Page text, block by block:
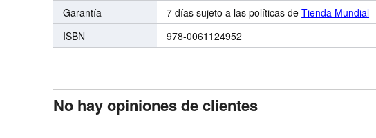
Garantía
7 días sujeto a las políticas deTienda Mundial
ISBN
978-0061124952
No hay opiniones de clientes